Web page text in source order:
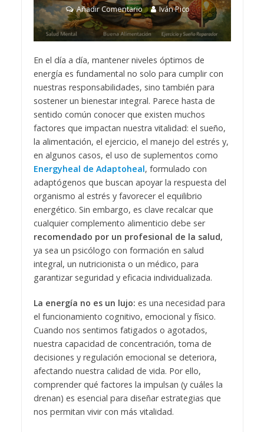
Añadir Comentario Iván Pico
En el día a día, mantener niveles óptimos de
energía es fundamental no solo para cumplir con
nuestras responsabilidades, sino también para
sostener un bienestar integral. Parece hasta de
sentido común conocer que existen muchos
factores que impactan nuestra vitalidad: el sueño,
la alimentación, el ejercicio, el manejo del estrés y,
en algunos casos, el uso de suplementos como
Energyheal de Adaptoheal, formulado con
adaptógenos que buscan apoyar la respuesta del
organismo al estrés y favorecer el equilibrio
energético. Sin embargo, es clave recalcar que
cualquier complemento alimenticio debe ser
recomendado por un profesional de la salud,
ya sea un psicólogo con formación en salud
integral, un nutricionista o un médico, para
garantizar seguridad y eficacia individualizada.
La energía no es un lujo: es una necesidad para
el funcionamiento cognitivo, emocional y físico.
Cuando nos sentimos fatigados o agotados,
nuestra capacidad de concentración, toma de
decisiones y regulación emocional se deteriora,
afectando nuestra calidad de vida. Por ello,
comprender qué factores la impulsan (y cuáles la
drenan) es esencial para diseñar estrategias que
nos permitan vivir con más vitalidad.